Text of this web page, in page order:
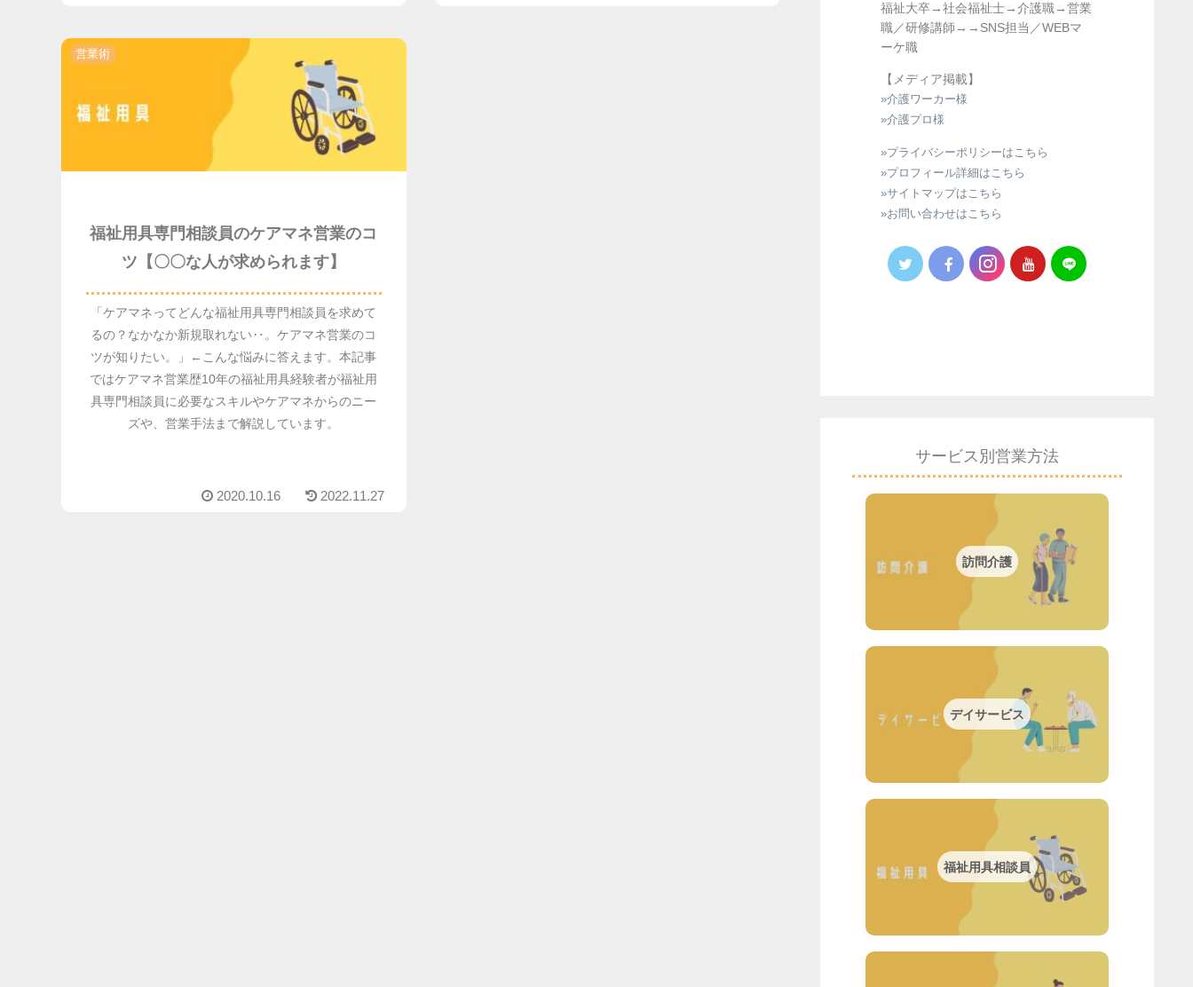
営業術
福祉用具専門相談員のケアマネ営業のコ
ツ【〇〇な人が求められます】
「ケアマネってどんな福祉用具専門相談員を求めて
るの？なかなか新規取れない‥。ケアマネ営業のコ
ツが知りたい。」←こんな悩みに答えます。本記事
ではケアマネ営業歴10年の福祉用具経験者が福祉用
具専門相談員に必要なスキルやケアマネからのニー
ズや、営業手法まで解説しています。
2020.10.16 2022.11.27
福祉大卒→社会福祉士→介護職→営業
職／研修講師→→SNS担当／WEBマ
ーケ職
【メディア掲載】
»介護ワーカー様
»介護プロ様
»プライバシーポリシーはこちら
»プロフィール詳細はこちら
»サイトマップはこちら
»お問い合わせはこちら
サービス別営業方法
訪問介護
デイサービス
福祉用具相談員